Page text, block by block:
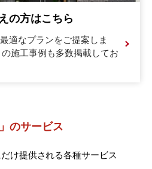
の方はこちら
適なプランをご提案しま
の施工事例も多数掲載してお
のサービス
け提供される各種サービス